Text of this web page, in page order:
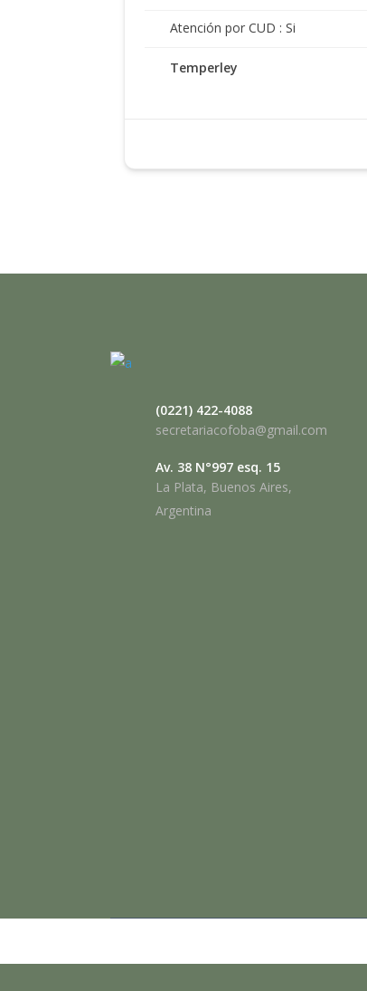
Atención por CUD : Si
Temperley
(0221) 422-4088
secretariacofoba@gmail.com
Av. 38 N°997 esq. 15
La Plata, Buenos Aires,
Argentina